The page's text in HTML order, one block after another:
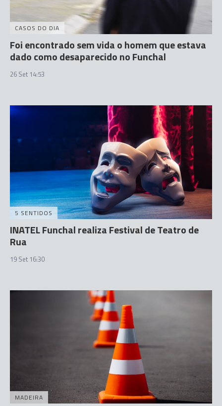
CASOS DO DIA
Foi encontrado sem vida o homem que estava
dado como desaparecido no Funchal
26 Set 14:53
5 SENTIDOS
INATEL Funchal realiza Festival de Teatro de
Rua
19 Set 16:30
MADEIRA